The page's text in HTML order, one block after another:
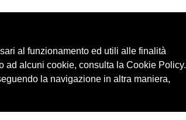
al funzionamento ed utili alle finalità
ad alcuni cookie, consulta la Cookie Policy.
la navigazione in altra maniera,